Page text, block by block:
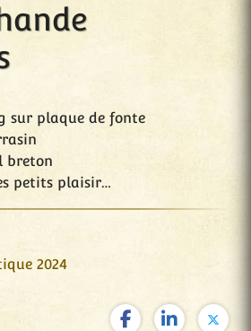
sur plaque de fonte
breton
petits plaisir…
2024